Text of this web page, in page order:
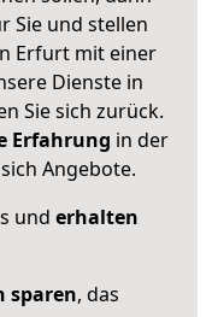
Sie und stellen
Erfurt mit einer
Dienste in
Sie sich zurück.
Erfahrung in der
Angebote.
und erhalten
sparen, das